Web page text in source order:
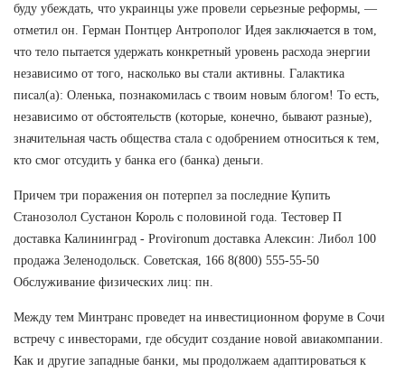
буду убеждать, что украинцы уже провели серьезные реформы, —
отметил он. Герман Понтцер Антрополог Идея заключается в том,
что тело пытается удержать конкретный уровень расхода энергии
независимо от того, насколько вы стали активны. Галактика
писал(а): Оленька, познакомилась с твоим новым блогом! То есть,
независимо от обстоятельств (которые, конечно, бывают разные),
значительная часть общества стала с одобрением относиться к тем,
кто смог отсудить у банка его (банка) деньги.
Причем три поражения он потерпел за последние Купить
Станозолол Сустанон Король с половиной года. Тестовер П
доставка Калининград - Provironum доставка Алексин: Либол 100
продажа Зеленодольск. Советская, 166 8(800) 555-55-50
Обслуживание физических лиц: пн.
Между тем Минтранс проведет на инвестиционном форуме в Сочи
встречу с инвесторами, где обсудит создание новой авиакомпании.
Как и другие западные банки, мы продолжаем адаптироваться к